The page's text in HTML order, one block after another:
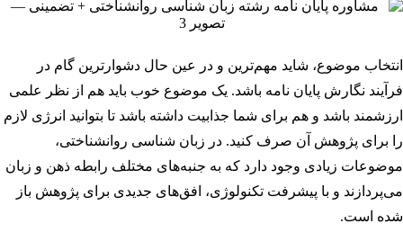
انتخاب موضوع، شاید مهم‌ترین و در عین حال دشوارترین گام در
فرآیند نگارش پایان نامه باشد. یک موضوع خوب باید هم از نظر علمی
ارزشمند باشد و هم برای شما جذابیت داشته باشد تا بتوانید انرژی لازم
را برای پژوهش آن صرف کنید. در زبان شناسی روانشناختی،
موضوعات زیادی وجود دارد که به جنبه‌های مختلف رابطه ذهن و زبان
می‌پردازند و با پیشرفت تکنولوژی، افق‌های جدیدی برای پژوهش باز
شده است.